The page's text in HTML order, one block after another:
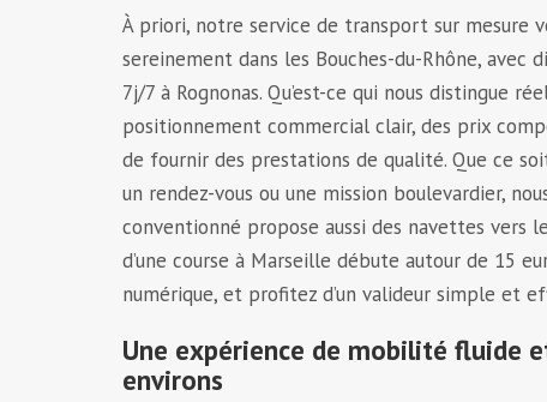
À priori, notre service de transport sur mesure
sereinement dans les Bouches-du-Rhône, avec
7j/7 à Rognonas. Qu’est-ce qui nous distingue
positionnement commercial clair, des prix
de fournir des prestations de qualité. Que ce
un rendez-vous ou une mission boulevardier,
conventionné propose aussi des navettes vers
d’une course à Marseille débute autour de 15
numérique, et profitez d’un valideur simple et
Une expérience de mobilité fluide
environs